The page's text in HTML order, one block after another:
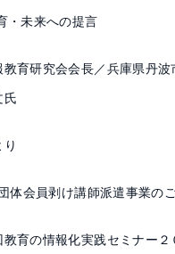
未来への提言
研究会会長／兵庫県丹波
会員剥け講師派遣事
の情報化実践セミナー２